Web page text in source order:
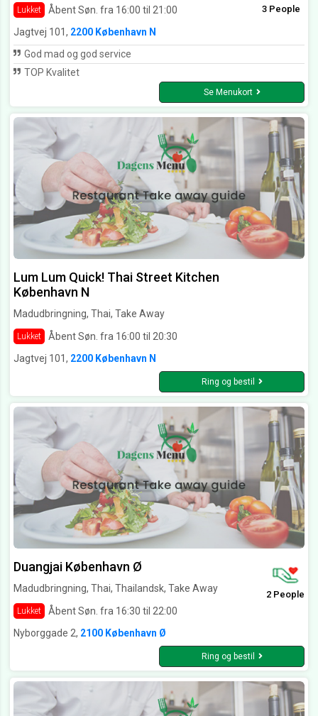
Lukket Åbent Søn. fra 16:00 til 21:00 3 People
Jagtvej 101, 2200 København N
God mad og god service
TOP Kvalitet
Se Menukort
Lum Lum Quick! Thai Street Kitchen
København N
Madudbringning, Thai, Take Away
Lukket
Åbent Søn. fra 16:00 til 20:30
Jagtvej 101, 2200 København N
Ring og bestil
Duangjai København Ø
Madudbringning, Thai, Thailandsk, Take Away
Lukket Åbent Søn. fra 16:30 til 22:00
2 People
Nyborggade 2, 2100 København Ø
Ring og bestil